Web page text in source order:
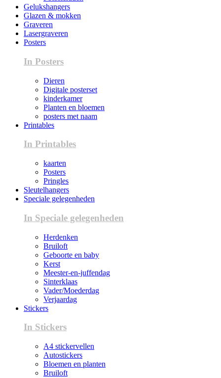
Gelukshangers
Glazen & mokken
Graveren
Lasergraveren
Posters
In Posters
Dieren
Digitale posterset
kinderkamer
Planten en bloemen
posters met naam
Printables
In Printables
kaarten
Posters
Pringles
Sleutelhangers
Speciale gelegenheden
In Speciale gelegenheden
Herdenken
Bruiloft
Geboorte en baby
Kerst
Meester-en-juffendag
Sinterklaas
Vader/Moederdag
Verjaardag
Stickers
In Stickers
A4 stickervellen
Autostickers
Bloemen en planten
Bruiloft